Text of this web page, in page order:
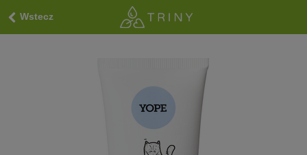
Wstecz